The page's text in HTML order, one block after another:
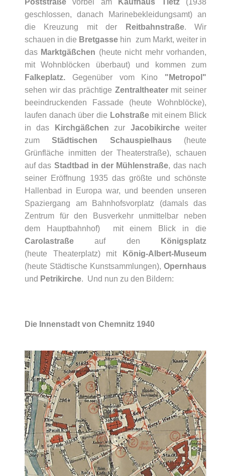
Poststraße vorbei am Kaufhaus Tietz(1938
geschlossen, danach Marinebekleidungsamt) an
die Kreuzung mit der
Reitbahnstraße. Wir
schauen in die Bretgasse hin zum Markt, weiter in
das Marktgäßchen (heute nicht mehr vorhanden,
mit Wohnblöcken überbaut) und kommen zum
Falkeplatz. Gegenüber vom Kino "Metropol"
sehen wir das prächtige Zentraltheatermit seiner
beeindruckenden Fassade (heute Wohnblöcke),
laufen danach über die Lohstraßemit einem Blick
in das
Kirchgäßchen zur Jacobikircheweiter
zumStädtischen Schauspielhaus(heute
Grünfläche inmitten der Theaterstraße), schauen
auf das Stadtbad in der Mühlenstraße, das nach
seiner Eröffnung 1935 das größte und schönste
Hallenbad in Europa war, und beenden unseren
Spaziergang am Bahnhofsvorplatz (damals das
Zentrum für den Busverkehr unmittelbar neben
dem Hauptbahnhof) mit einem Blick in die
Carolastraße auf den
Königsplatz
(heute Theaterplatz) mit
König-Albert-Museum
(heute Städtische Kunstsammlungen), Opernhaus
und Petrikirche. Und nun zu den Bildern:
Die Innenstadt von Chemnitz 1940